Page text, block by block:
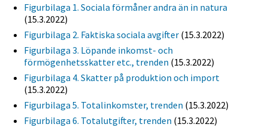
Figurbilaga 1. Sociala förmåner andra än in natura
(15.3.2022)
Figurbilaga 2. Faktiska sociala avgifter (15.3.2022)
Figurbilaga 3. Löpande inkomst- och
förmögenhetsskatter etc., trenden (15.3.2022)
Figurbilaga 4. Skatter på produktion och import
(15.3.2022)
Figurbilaga 5. Totalinkomster, trenden (15.3.2022)
Figurbilaga 6. Totalutgifter, trenden (15.3.2022)